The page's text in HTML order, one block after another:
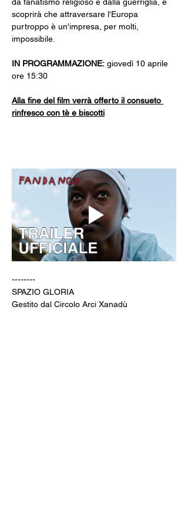
scoprirà che attraversare l'Europa
purtroppo è un'impresa, per molti,
impossibile.
IN PROGRAMMAZIONE: giovedì 10 aprile
ore 15:30
Alla fine del film verrà offerto il consueto
rinfresco con tè e biscotti
--------
SPAZIO GLORIA
Gestito dal Circolo Arci Xanadù